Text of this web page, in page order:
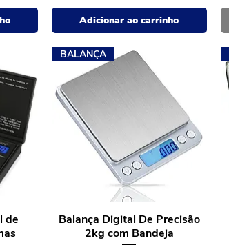
Adicionar ao carrinho
de
Visualização rápida
BALANÇA
Balança Digital De Precisão
2kg com Bandeja